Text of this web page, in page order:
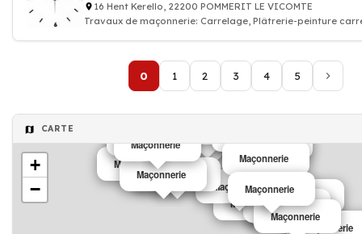
16 Hent Kerello, 22200 POMMERIT LE VICOMTE
Travaux de maçonnerie: Carrelage, Plâtrerie-peinture
0 1 2 3 4 5
CARTE
Maçonnerie
Maçonnerie
MaçonnerieMaçonnerie
Maçonnerie
Maçonnerie
Maçonnerie
Maçonnerie
Maçonnerie
Maçonnerie
Maçonnerie
Maçonnerie
Maçonnerie
Maçonnerie
+
−